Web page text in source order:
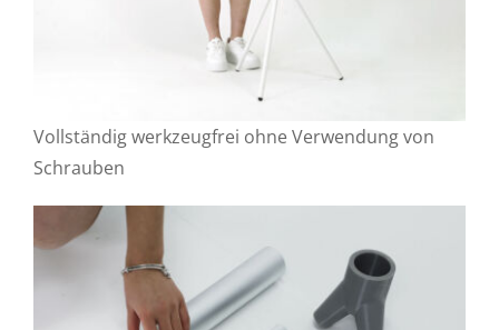
Vollständig werkzeugfrei ohne Verwendung von
Schrauben